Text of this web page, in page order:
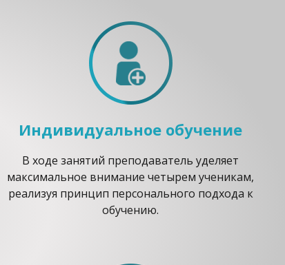
Индивидуальное обучение
В ходе занятий преподаватель уделяет
максимальное внимание четырем ученикам,
реализуя принцип персонального подхода к
обучению.